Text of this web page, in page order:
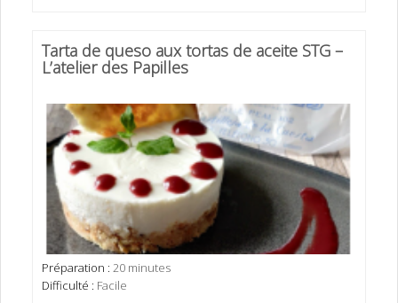
Tarta de queso aux tortas de aceite STG –
L’atelier des Papilles
Préparation : 20 minutes
Difficulté : Facile